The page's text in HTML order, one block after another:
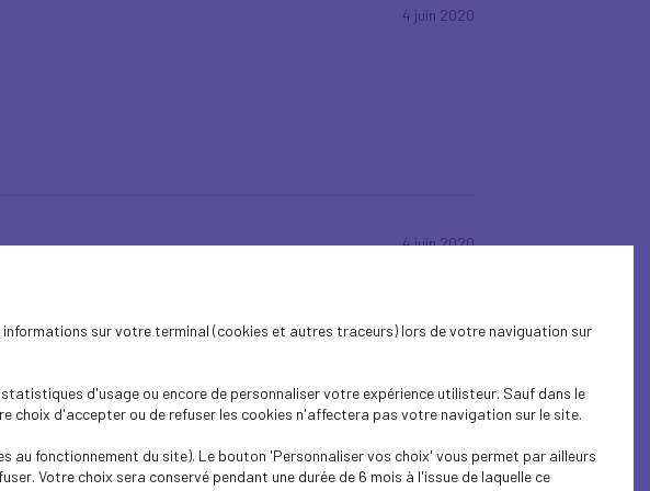
4 juin 2020
4 juin 2020
26 mai 2020
sur votre terminal (cookies et autres traceurs) lors de votre naviguation sur
d'usage ou encore de personnaliser votre expérience utilisteur. Sauf dans le
choix d'accepter ou de refuser les cookies n'affectera pas votre navigation sur le site.
au fonctionnement du site). Le bouton 'Personnaliser vos choix' vous permet par ailleurs
Votre choix sera conservé pendant une durée de 6 mois à l'issue de laquelle ce